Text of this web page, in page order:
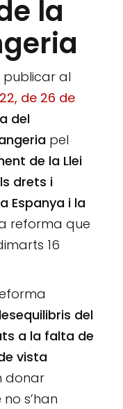
la
publicar al
de 26 de
del
pel
de la Llei
drets i
Espanya i la
reforma que
16
del
a la falta de
vista
donar
s’han